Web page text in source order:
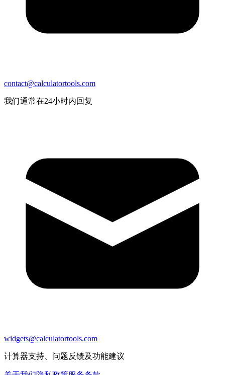
contact@calculatortools.com
我们通常在24小时内回复
widgets@calculatortools.com
计算器支持、问题反馈及功能建议